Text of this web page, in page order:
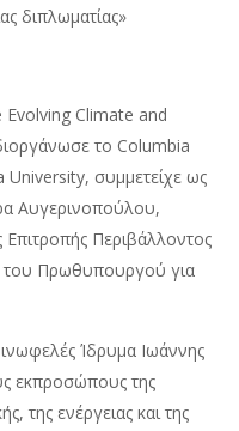
διπλωματίας»
Evolving Climate and
το Columbia
συμμετείχε ως
Αυγερινοπούλου,
Περιβάλλοντος
του Πρωθυπουργού για
Ίδρυμα Ιωάννης
εκπροσώπους της
της ενέργειας και της